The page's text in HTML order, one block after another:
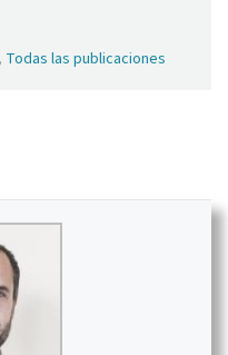
, Todas las publicaciones